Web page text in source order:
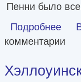
Пенни было
Подробнее о Дом
комментарии